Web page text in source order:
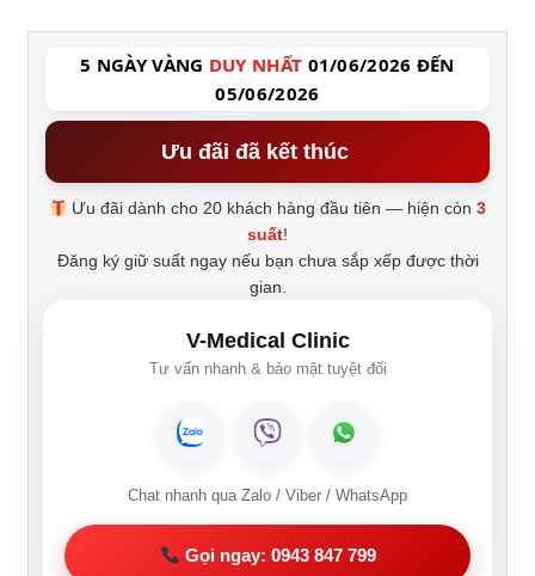
5 NGÀY VÀNG DUY NHẤT 01/06/2026 ĐẾN
05/06/2026
Ưu đãi đã kết thúc
Ưu đãi dành cho 20 khách hàng đầu tiên — hiện còn3
suất!
Đăng ký giữ suất ngay nếu bạn chưa sắp xếp được thời
gian.
V-Medical Clinic
Tư vấn nhanh & bảo mật tuyệt đối
Chat nhanh qua Zalo / Viber / WhatsApp
Gọi ngay: 0943 847 799